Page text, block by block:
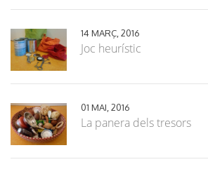
14 MARÇ, 2016
Joc heurístic
01 MAI, 2016
La panera dels tresors